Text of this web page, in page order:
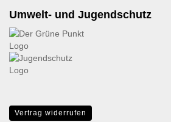
Umwelt- und Jugendschutz
Vertrag widerrufen